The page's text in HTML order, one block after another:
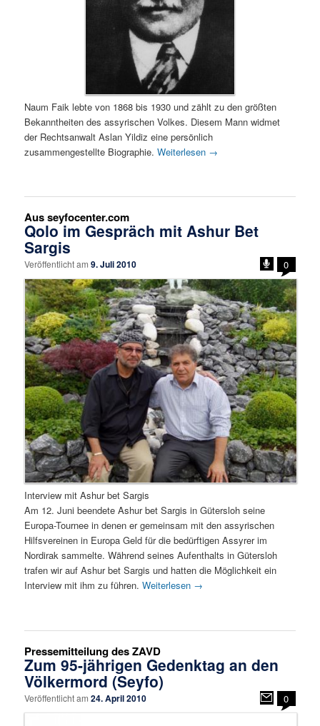
Naum Faik lebte von 1868 bis 1930 und zählt zu den größten
Bekanntheiten des assyrischen Volkes. Diesem Mann widmet
der Rechtsanwalt Aslan Yildiz eine persönlich
zusammengestellte Biographie.Weiterlesen →
Aus seyfocenter.com
Qolo im Gespräch mit Ashur Bet
Sargis
Veröffentlicht am9. Juli 2010 0
Interview mit Ashur bet Sargis
Am 12. Juni beendete Ashur bet Sargis in Gütersloh seine
Europa-Tournee in denen er gemeinsam mit den assyrischen
Hilfsvereinen in Europa Geld für die bedürftigen Assyrer im
Nordirak sammelte. Während seines Aufenthalts in Gütersloh
trafen wir auf Ashur bet Sargis und hatten die Möglichkeit ein
Interview mit ihm zu führen.Weiterlesen →
Pressemitteilung des ZAVD
Zum 95-jährigen Gedenktag an den
Völkermord (Seyfo)
Veröffentlicht am24. April 2010 0